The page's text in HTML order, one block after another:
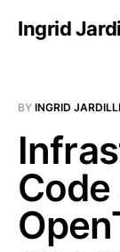
Ingrid
BY INGRID
Code